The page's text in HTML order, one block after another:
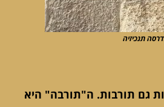
תנכיזיה
גם תורבות. ה"תורבה" היא